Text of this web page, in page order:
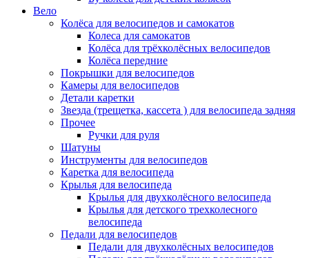
Вело
Колёса для велосипедов и самокатов
Колеса для самокатов
Колёса для трёхколёсных велосипедов
Колёса передние
Покрышки для велосипедов
Камеры для велосипедов
Детали каретки
Звезда (трещетка, кассета ) для велосипеда задняя
Прочее
Ручки для руля
Шатуны
Инструменты для велосипедов
Каретка для велосипеда
Крылья для велосипеда
Крылья для двухколёсного велосипеда
Крылья для детского трехколесного
велосипеда
Педали для велосипедов
Педали для двухколёсных велосипедов